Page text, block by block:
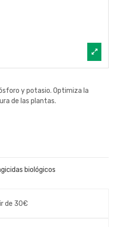
y potasio. Optimiza la
de las plantas.
biológicos
de 30€